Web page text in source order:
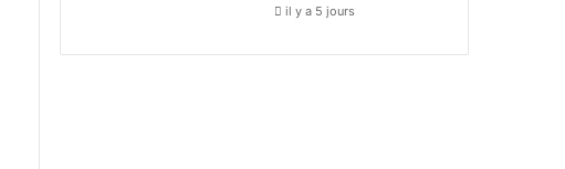
il y a 5 jours